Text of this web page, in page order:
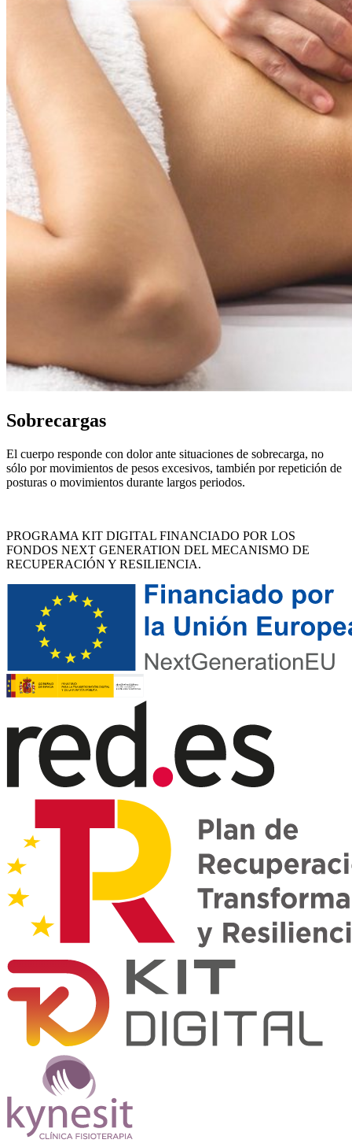
Sobrecargas
El cuerpo responde con dolor ante situaciones de sobrecarga, no
sólo por movimientos de pesos excesivos, también por repetición de
posturas o movimientos durante largos periodos.
PROGRAMA KIT DIGITAL FINANCIADO POR LOS
FONDOS NEXT GENERATION DEL MECANISMO DE
RECUPERACIÓN Y RESILIENCIA.